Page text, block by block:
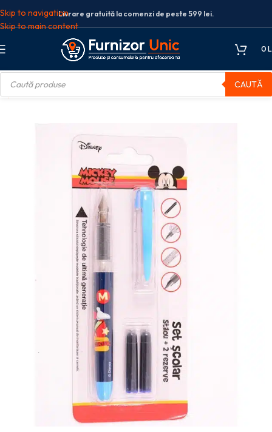
Skip to navigation
Skip to main content
Livrare gratuită la comenzi de peste 599 lei.
0
CAUTĂ
școlare